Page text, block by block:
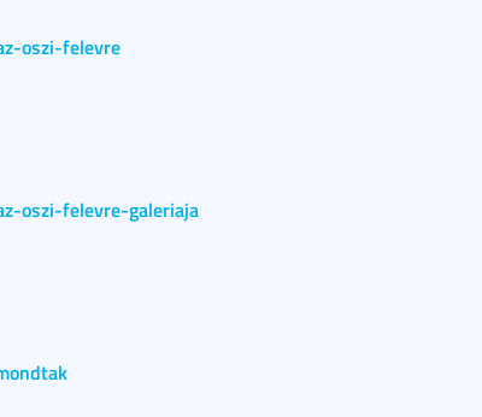
oszi-felevre
oszi-felevre-galeriaja